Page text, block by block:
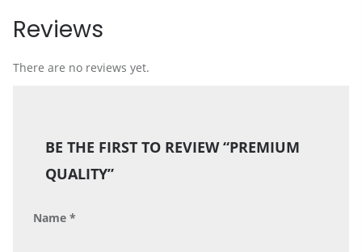
Reviews
There are no reviews yet.
BE THE FIRST TO REVIEW “PREMIUM
QUALITY”
Name *